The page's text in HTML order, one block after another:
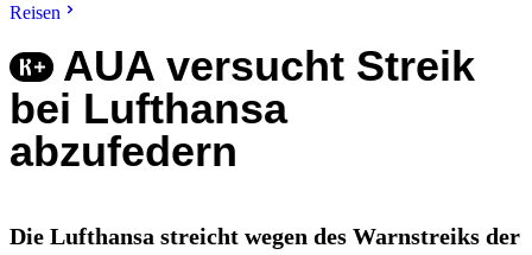
Reisen
AUA versucht Streik
bei Lufthansa
abzufedern
Die Lufthansa streicht wegen des Warnstreiks der